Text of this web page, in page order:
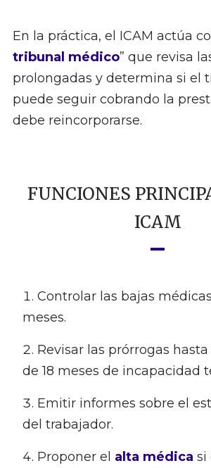
En la práctica, el ICAM actúa
tribunal médico” que revisa
prolongadas y determina si el
puede seguir cobrando la
debe reincorporarse.
FUNCIONES
ICAM
Controlar las bajas
meses.
Revisar las prórrogas
de 18 meses de incapacidad
Emitir informes sobre el
del trabajador.
Proponer el alta médica si